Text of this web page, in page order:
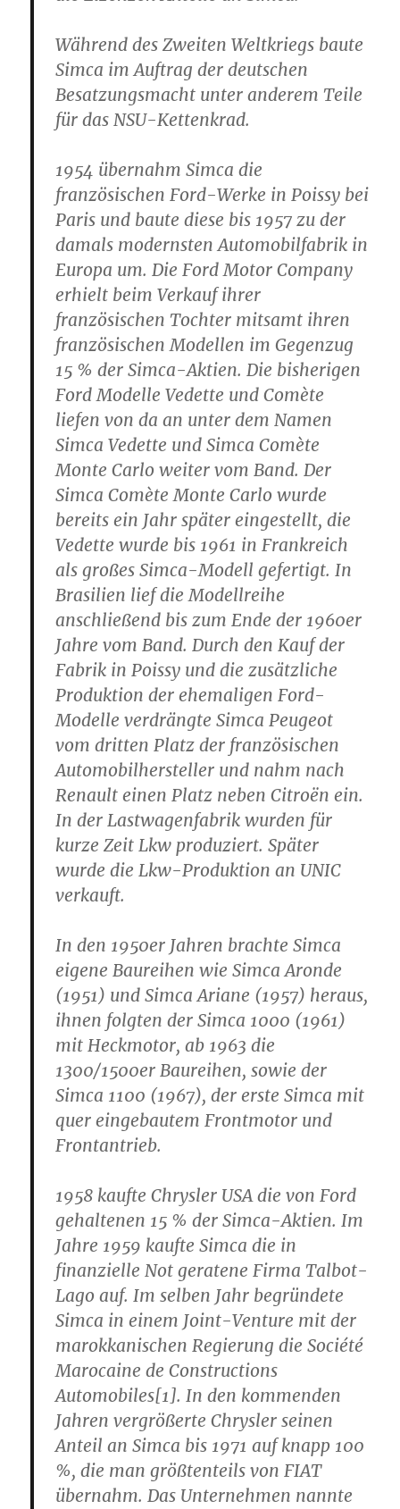
Während des Zweiten Weltkriegs baute
Simca im Auftrag der deutschen
Besatzungsmacht unter anderem Teile
für das NSU-Kettenkrad.
1954 übernahm Simca die
französischen Ford-Werke in Poissy bei
Paris und baute diese bis 1957 zu der
damals modernsten Automobilfabrik in
Europa um. Die Ford Motor Company
erhielt beim Verkauf ihrer
französischen Tochter mitsamt ihren
französischen Modellen im Gegenzug
15 % der Simca-Aktien. Die bisherigen
Ford Modelle Vedette und Comète
liefen von da an unter dem Namen
Simca Vedette und Simca Comète
Monte Carlo weiter vom Band. Der
Simca Comète Monte Carlo wurde
bereits ein Jahr später eingestellt, die
Vedette wurde bis 1961 in Frankreich
als großes Simca-Modell gefertigt. In
Brasilien lief die Modellreihe
anschließend bis zum Ende der 1960er
Jahre vom Band. Durch den Kauf der
Fabrik in Poissy und die zusätzliche
Produktion der ehemaligen Ford-
Modelle verdrängte Simca Peugeot
vom dritten Platz der französischen
Automobilhersteller und nahm nach
Renault einen Platz neben Citroën ein.
In der Lastwagenfabrik wurden für
kurze Zeit Lkw produziert. Später
wurde die Lkw-Produktion an UNIC
verkauft.
In den 1950er Jahren brachte Simca
eigene Baureihen wie Simca Aronde
(1951) und Simca Ariane (1957) heraus,
ihnen folgten der Simca 1000 (1961)
mit Heckmotor, ab 1963 die
1300/1500er Baureihen, sowie der
Simca 1100 (1967), der erste Simca mit
quer eingebautem Frontmotor und
Frontantrieb.
1958 kaufte Chrysler USA die von Ford
gehaltenen 15 % der Simca-Aktien. Im
Jahre 1959 kaufte Simca die in
finanzielle Not geratene Firma Talbot-
Lago auf. Im selben Jahr begründete
Simca in einem Joint-Venture mit der
marokkanischen Regierung die Société
Marocaine de Constructions
Automobiles[1]. In den kommenden
Jahren vergrößerte Chrysler seinen
Anteil an Simca bis 1971 auf knapp 100
%, die man größtenteils von FIAT
übernahm. Das Unternehmen nannte